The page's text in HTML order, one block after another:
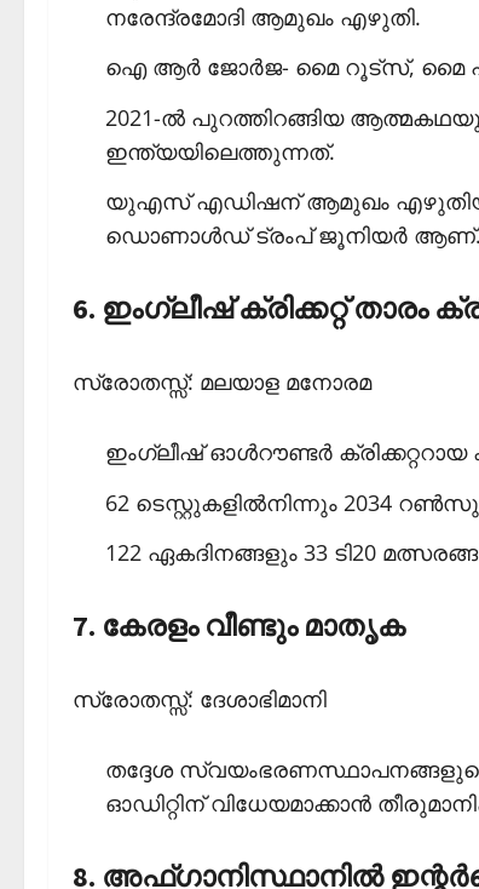
നരേന്ദ്രമോദി ആമുഖം എഴുതി.
ഐ ആര്‍ ജോര്‍ജ- മൈ റൂട്‌സ്, മൈ
2021-ല്‍ പുറത്തിറങ്ങിയ
ഇന്ത്യയിലെത്തുന്നത്.
യുഎസ് എഡിഷന് ആമുഖം
ഡൊണാള്‍ഡ് ട്രംപ് ജൂനിയര്‍ ആണ്.
6. ഇംഗ്ലീഷ് ക്രിക്കറ്റ് താരം
സ്രോതസ്സ്: മലയാള മനോരമ
ഇംഗ്ലീഷ് ഓള്‍റൗണ്ടര്‍ ക്രിക്കറ്ററായ
62 ടെസ്റ്റുകളില്‍നിന്നും 2034
122 ഏകദിനങ്ങളും 33 ടി20
7. കേരളം വീണ്ടും മാതൃക
സ്രോതസ്സ്: ദേശാഭിമാനി
തദ്ദേശ
ഓഡിറ്റിന് വിധേയമാക്കാന്‍
8. അഫ്ഗാനിസ്ഥാനില്‍